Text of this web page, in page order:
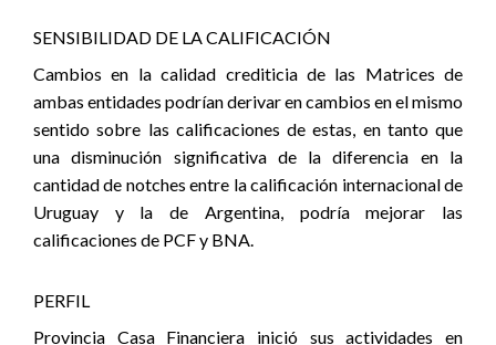
SENSIBILIDAD DE LA CALIFICACIÓN
Cambios en la calidad crediticia de las Matrices de
ambas entidades podrían derivar en cambios en el mismo
sentido sobre las calificaciones de estas, en tanto que
una disminución significativa de la diferencia en la
cantidad de notches entre la calificación internacional de
Uruguay y la de Argentina, podría mejorar las
calificaciones de PCF y BNA.
PERFIL
Provincia Casa Financiera inició sus actividades en